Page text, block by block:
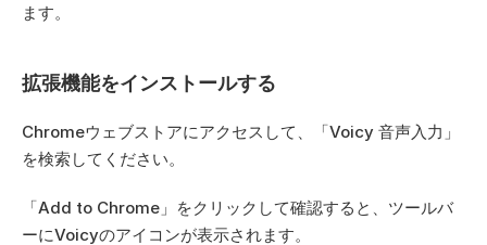
ます。
拡張機能をインストールする
Chromeウェブストアにアクセスして、「Voicy 音声入力」
を検索してください。
「Add to Chrome」をクリックして確認すると、ツールバ
ーにVoicyのアイコンが表示されます。